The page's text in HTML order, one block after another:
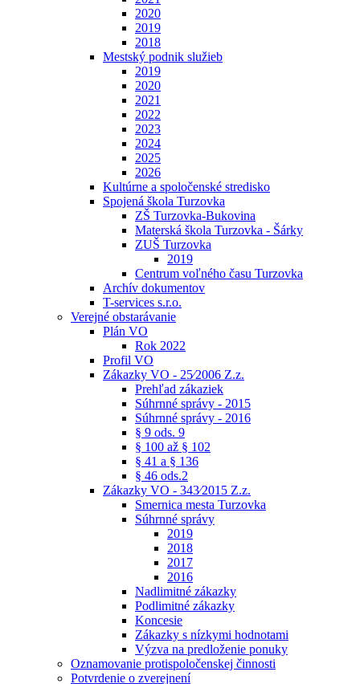
2020
2019
2018
Mestský podnik služieb
2019
2020
2021
2022
2023
2024
2025
2026
Kultúrne a spoločenské stredisko
Spojená škola Turzovka
ZŠ Turzovka-Bukovina
Materská škola Turzovka - Šárky
ZUŠ Turzovka
2019
Centrum voľného času Turzovka
Archív dokumentov
T-services s.r.o.
Verejné obstarávanie
Plán VO
Rok 2022
Profil VO
Zákazky VO - 25⁄2006 Z.z.
Prehľad zákaziek
Súhrnné správy - 2015
Súhrnné správy - 2016
§ 9 ods. 9
§ 100 až § 102
§ 41 a § 136
§ 46 ods.2
Zákazky VO - 343⁄2015 Z.z.
Smernica mesta Turzovka
Súhrnné správy
2019
2018
2017
2016
Nadlimitné zákazky
Podlimitné zákazky
Koncesie
Zákazky s nízkymi hodnotami
Výzva na predloženie ponuky
Oznamovanie protispoločenskej činnosti
Potvrdenie o zverejnení